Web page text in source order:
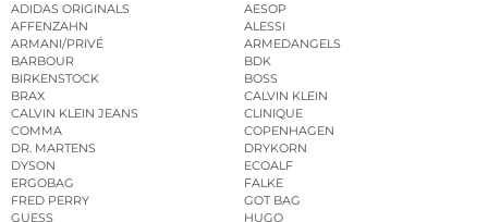
ADIDAS ORIGINALS
AESOP
AFFENZAHN
ALESSI
ARMANI/PRIVÉ
ARMEDANGELS
BARBOUR
BDK
BIRKENSTOCK
BOSS
BRAX
CALVIN KLEIN
CALVIN KLEIN JEANS
CLINIQUE
COMMA
COPENHAGEN
DR. MARTENS
DRYKORN
DYSON
ECOALF
ERGOBAG
FALKE
FRED PERRY
GOT BAG
GUESS
HUGO